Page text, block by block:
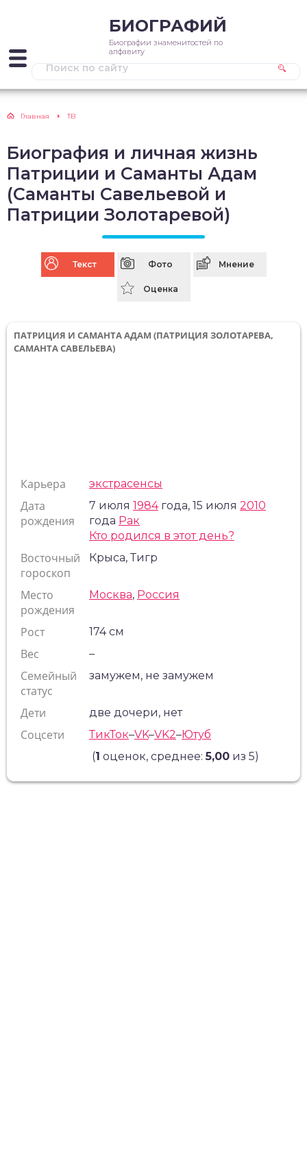
БИОГРАФИЙ
Биографии знаменитостей по
алфавиту
Главная ТВ
Биография и личная жизнь
Патриции и Саманты Адам
(Саманты Савельевой и
Патриции Золотаревой)
Текст Фото Мнение
Оценка
ПАТРИЦИЯ И САМАНТА АДАМ (ПАТРИЦИЯ ЗОЛОТАРЕВА,
САМАНТА САВЕЛЬЕВА)
Карьера экстрасенсы
Дата
рождения
7 июля 1984года, 15 июля 2010
года Рак
Кто родился в этот день?
Восточный
гороскоп
Крыса, Тигр
Место
рождения
Москва, Россия
Рост 174 см
Вес –
Семейный
статус
замужем, не замужем
Дети две дочери, нет
Соцсети ТикТок–VK–VK2–Ютуб
(1 оценок, среднее:5,00 из 5)